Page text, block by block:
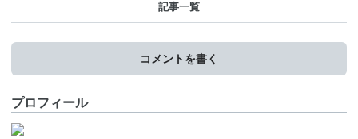
記事一覧
コメントを書く
プロフィール